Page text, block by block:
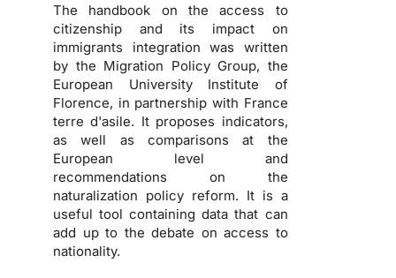
The handbook on the access to
citizenship and its impact on
immigrants integration was written
by the Migration Policy Group, the
European University Institute of
Florence, in partnership with France
terre d'asile. It proposes indicators,
as well as comparisons at the
European level and
recommendations on the
naturalization policy reform. It is a
useful tool containing data that can
add up to the debate on access to
nationality.